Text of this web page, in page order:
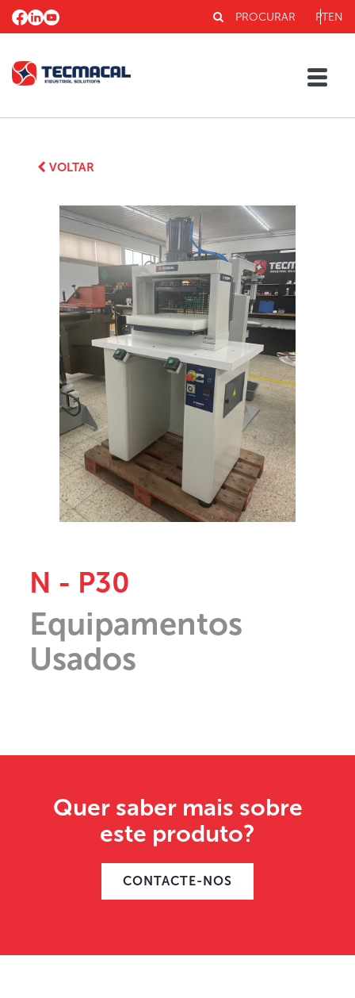
EN
PT
PROCURAR
VOLTAR
N - P30
Equipamentos
Usados
Quer saber mais sobre
este produto?
CONTACTE-NOS